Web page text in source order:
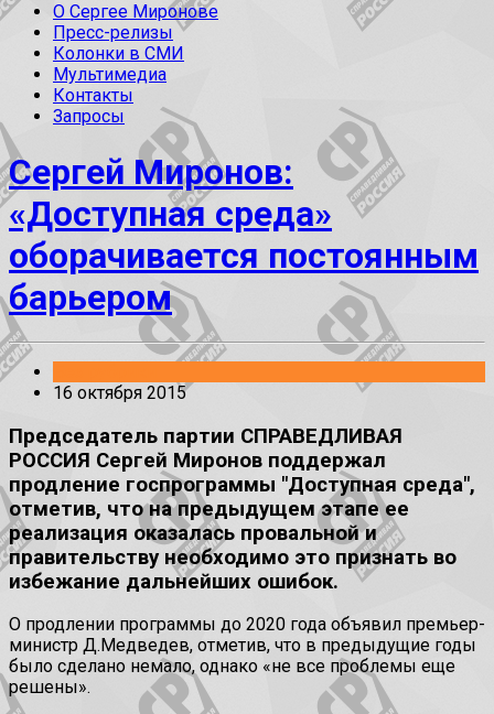
О Сергее Миронове
Пресс-релизы
Колонки в СМИ
Мультимедиа
Контакты
Запросы
Сергей Миронов:
«Доступная среда»
оборачивается постоянным
барьером
16 октября 2015
Председатель партии СПРАВЕДЛИВАЯ
РОССИЯ Сергей Миронов поддержал
продление госпрограммы "Доступная среда",
отметив, что на предыдущем этапе ее
реализация оказалась провальной и
правительству необходимо это признать во
избежание дальнейших ошибок.
О продлении программы до 2020 года объявил премьер-
министр Д.Медведев, отметив, что в предыдущие годы
было сделано немало, однако «не все проблемы еще
решены».